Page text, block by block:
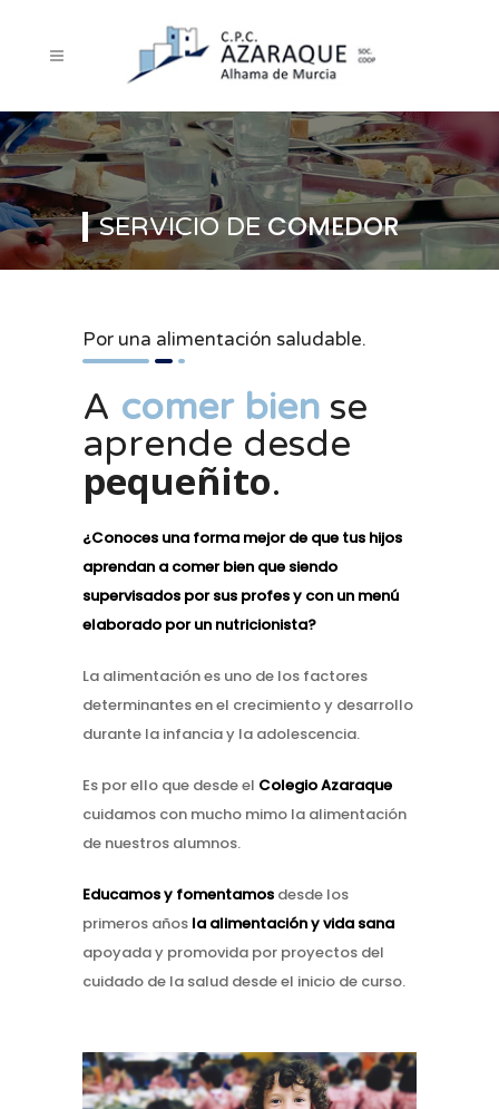
SERVICIO DE COMEDOR
Por una alimentación saludable.
A comer bien se
aprende desde
pequeñito.
¿Conoces una forma mejor de que tus hijos
aprendan a comer bien que siendo
supervisados por sus profes y con un menú
elaborado por un nutricionista?
La alimentación es uno de los factores
determinantes en el crecimiento y desarrollo
durante la infancia y la adolescencia.
Es por ello que desde el Colegio Azaraque
cuidamos con mucho mimo la alimentación
de nuestros alumnos.
Educamos y fomentamos desde los
primeros años la alimentación y vida sana
apoyada y promovida por proyectos del
cuidado de la salud desde el inicio de curso.